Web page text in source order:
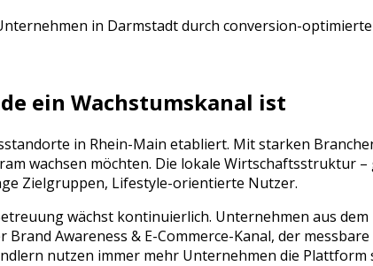
in Darmstadt durch conversion-
ein Wachstumskanal ist
in Rhein-Main etabliert. Mit starken
wachsen möchten. Die lokale Wirtschaftsstruktur
Zielgruppen, Lifestyle-orientierte Nutzer.
wächst kontinuierlich. Unternehmen aus dem
Brand Awareness & E-Commerce-Kanal, der
nutzen immer mehr Unternehmen die Plattform